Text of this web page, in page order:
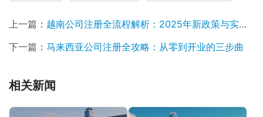
上一篇： 越南公司注册全流程解析：2025年新政策与实操指南
下一篇： 马来西亚公司注册全攻略：从零到开业的三步曲
相关新闻